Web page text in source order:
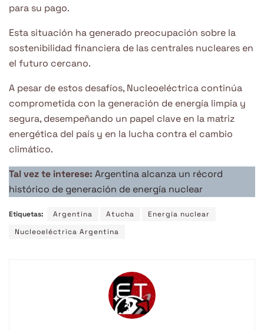
para su pago.
Esta situación ha generado preocupación sobre la
sostenibilidad financiera de las centrales nucleares en
el futuro cercano.
A pesar de estos desafíos, Nucleoeléctrica continúa
comprometida con la generación de energía limpia y
segura, desempeñando un papel clave en la matriz
energética del país y en la lucha contra el cambio
climático.
Tal vez te interese: Argentina alcanza un récord
histórico de generación de energía nuclear
Etiquetas: Argentina Atucha
Energía nuclear
Nucleoeléctrica Argentina